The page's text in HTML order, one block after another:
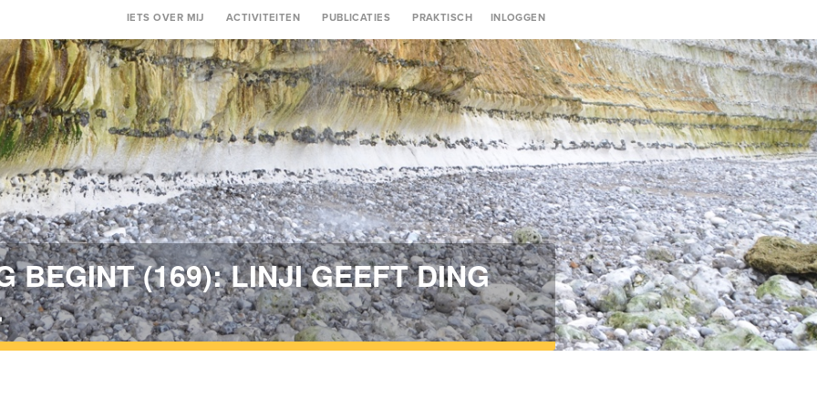
Gebruikersmenu
INLOGGEN
Main
navigation
IETS OVER MIJ ACTIVITEITEN PUBLICATIES PRAKTISCH
BEGINT (169): LINJI GEEFT DING